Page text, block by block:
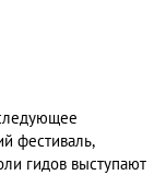
фестиваль,
гидов выступают